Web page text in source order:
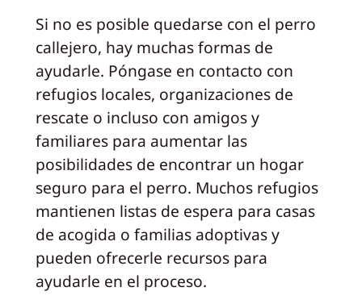
Si no es posible quedarse con el perro
callejero, hay muchas formas de
ayudarle. Póngase en contacto con
refugios locales, organizaciones de
rescate o incluso con amigos y
familiares para aumentar las
posibilidades de encontrar un hogar
seguro para el perro. Muchos refugios
mantienen listas de espera para casas
de acogida o familias adoptivas y
pueden ofrecerle recursos para
ayudarle en el proceso.